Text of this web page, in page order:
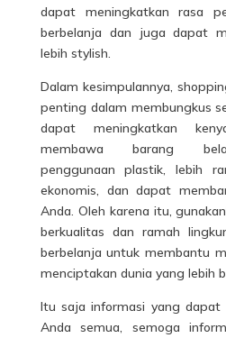
dapat meningkatkan rasa
berbelanja dan juga dapat
lebih stylish.
Dalam kesimpulannya,
penting dalam membungkus
dapat meningkatkan
membawa barang
penggunaan plastik, lebih
ekonomis, dan dapat
Anda. Oleh karena itu,
berkualitas dan ramah
berbelanja untuk membantu
menciptakan dunia yang lebih
Itu saja informasi yang dapat
Anda semua, semoga